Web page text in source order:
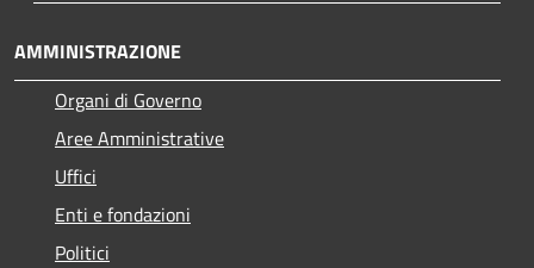
AMMINISTRAZIONE
Organi di Governo
Aree Amministrative
Uffici
Enti e fondazioni
Politici